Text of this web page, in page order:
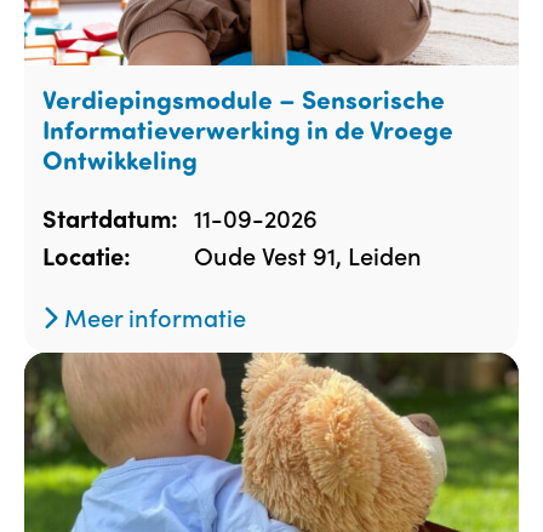
Verdiepingsmodule – Sensorische
Informatieverwerking in de Vroege
Ontwikkeling
Startdatum: 11-09-2026
Locatie:
Oude Vest 91, Leiden
Meer informatie